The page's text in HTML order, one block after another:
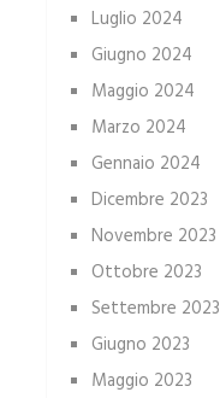
Luglio 2024
Giugno 2024
Maggio 2024
Marzo 2024
Gennaio 2024
Dicembre 2023
Novembre 2023
Ottobre 2023
Settembre 2023
Giugno 2023
Maggio 2023